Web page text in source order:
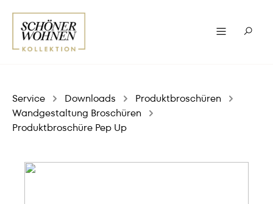
Service Downloads
Produktbroschüren
Wandgestaltung Broschüren
Produktbroschüre Pep Up